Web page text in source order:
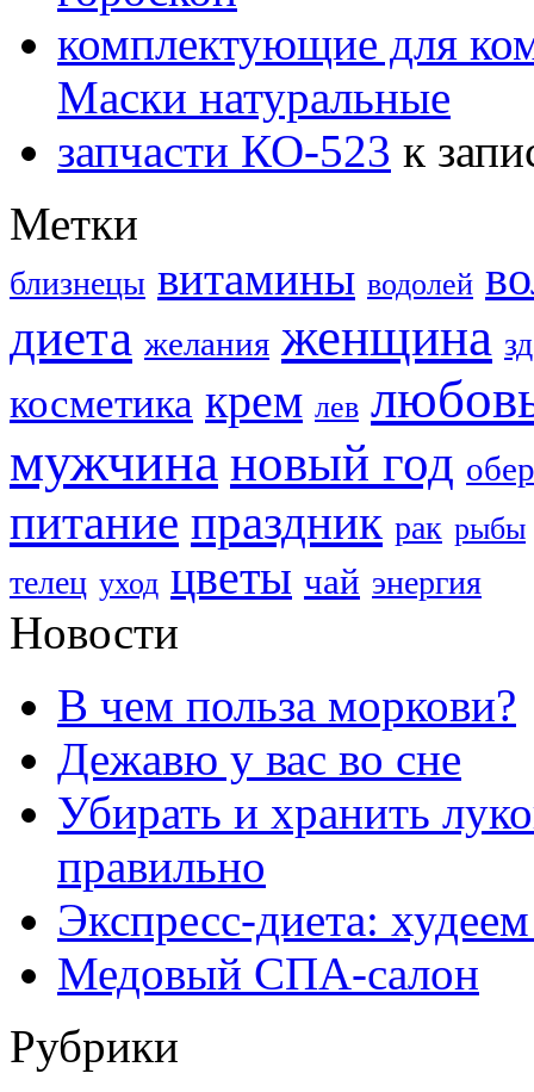
комплектующие для
Маски натуральные
запчасти КО-523 к
Метки
близнецы витамины водолей
диета желания женщина
косметика крем лев
мужчина новый год
питание праздник рак рыбы
телец уход цветы чай энергия
Новости
В чем польза моркови?
Дежавю у вас во сне
Убирать и хранить
правильно
Экспресс-диета:
Медовый СПА-салон
Рубрики